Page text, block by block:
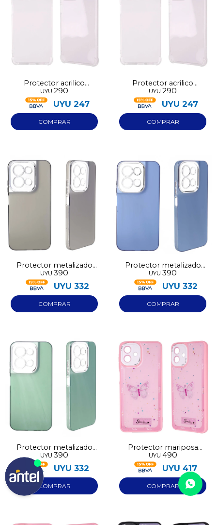
Protector acrilico
transparente Samsung
A07
UYU 290
UYU 247
Protector acrilico
transparente Samsung
A17
UYU 290
UYU 247
Protector metalizado
Redmi 15C
UYU 390
UYU 332
Protector metalizado
Redmi 15C
UYU 390
UYU 332
Protector metalizado
Redmi 15C
UYU 390
UYU 332
Protector mariposa
Samsung A07 rosa
UYU 490
UYU 417